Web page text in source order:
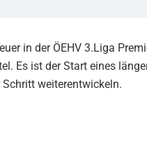
in der ÖEHV 3.Liga
Es ist der Start eines
weiterentwickeln.